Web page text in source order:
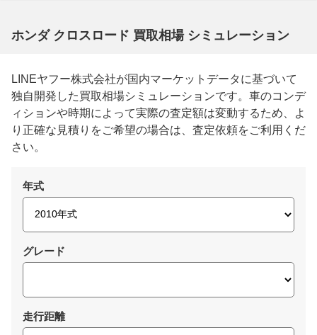
ホンダ クロスロード 買取相場 シミュレーション
LINEヤフー株式会社が国内マーケットデータに基づいて
独自開発した買取相場シミュレーションです。車のコンデ
ィションや時期によって実際の査定額は変動するため、よ
り正確な見積りをご希望の場合は、査定依頼をご利用くだ
さい。
年式
グレード
走行距離